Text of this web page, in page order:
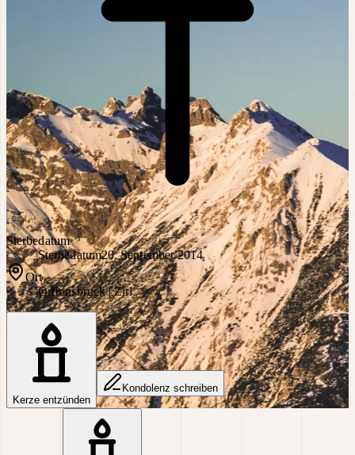
Sterbedatum
Sterbedatum20. September 2014
Ort
OrtInnsbruck | Zirl
Kerze entzünden
Kondolenz schreiben